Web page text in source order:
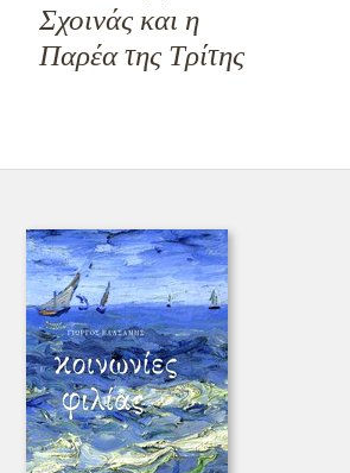
Σχοινάς και η
Παρέα της Τρίτης